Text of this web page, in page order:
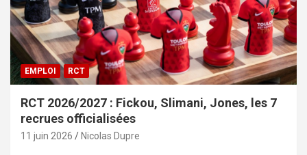
EMPLOI RCT
RCT 2026/2027 : Fickou, Slimani, Jones, les 7
recrues officialisées
11 juin 2026 Nicolas Dupre